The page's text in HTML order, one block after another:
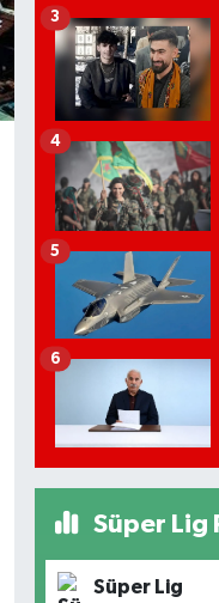
3
4
5
6
Süper Lig
Süper Lig